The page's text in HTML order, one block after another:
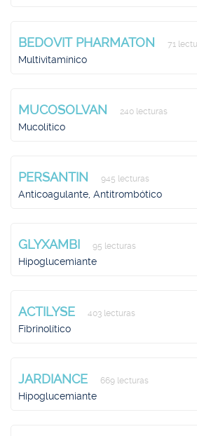
BEDOVIT PHARMATON 71
Multivitamínico
MUCOSOLVAN 240 lecturas
Mucolítico
PERSANTIN 945 lecturas
Anticoagulante, Antitrombótico
GLYXAMBI 95 lecturas
Hipoglucemiante
ACTILYSE 403 lecturas
Fibrinolítico
JARDIANCE 669 lecturas
Hipoglucemiante